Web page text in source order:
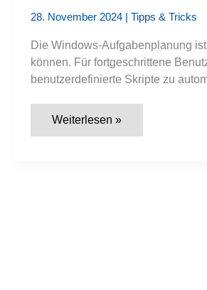
28. November 2024 | Tipps & Tricks
Die Windows-Aufgabenplanung
können. Für fortgeschrittene
benutzerdefinierte Skripte zu
Aufgabenplanung
Weiterlesen »